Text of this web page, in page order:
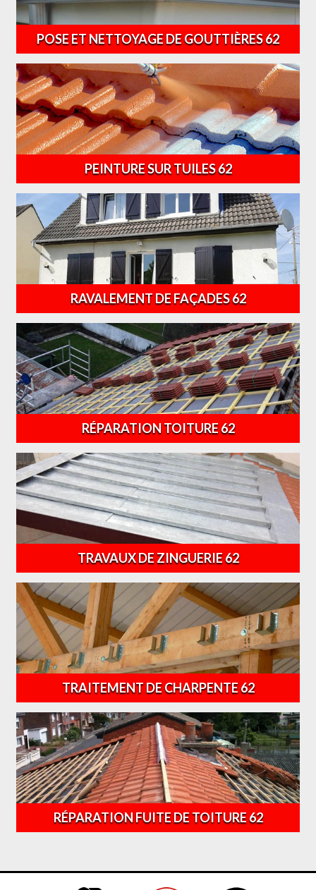
POSE ET NETTOYAGE DE GOUTTIÈRES 62
PEINTURE SUR TUILES 62
RAVALEMENT DE FAÇADES 62
RÉPARATION TOITURE 62
TRAVAUX DE ZINGUERIE 62
TRAITEMENT DE CHARPENTE 62
RÉPARATION FUITE DE TOITURE 62